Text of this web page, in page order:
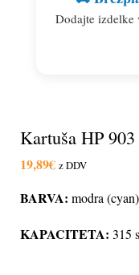
Dodajte izdelke
Kartuša HP
19,89€ z DDV
BARVA: modra (cyan)
KAPACITETA: 315